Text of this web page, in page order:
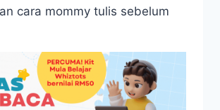
cara mommy tulis sebelum